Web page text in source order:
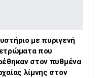
με πυριγενή
που
στον πυθμένα
λίμνης στον